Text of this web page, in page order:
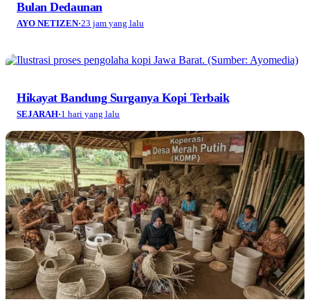
Bulan Dedaunan
AYO NETIZEN·23 jam yang lalu
Hikayat Bandung Surganya Kopi Terbaik
SEJARAH·1 hari yang lalu